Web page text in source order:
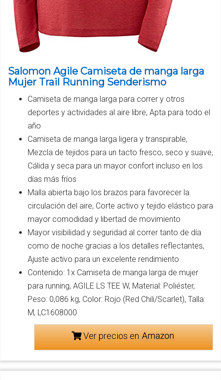
Salomon Agile Camiseta de manga larga
Mujer Trail Running Senderismo
Camiseta de manga larga para correr y otros
deportes y actividades al aire libre, Apta para todo el
año
Camiseta de manga larga ligera y transpirable,
Mezcla de tejidos para un tacto fresco, seco y suave,
Cálida y seca para un mayor confort incluso en los
días más fríos
Malla abierta bajo los brazos para favorecer la
circulación del aire, Corte activo y tejido elástico para
mayor comodidad y libertad de movimiento
Mayor visibilidad y seguridad al correr tanto de día
como de noche gracias a los detalles reflectantes,
Ajuste activo para un excelente rendimiento
Contenido: 1x Camiseta de manga larga de mujer
para running, AGILE LS TEE W, Material: Poliéster,
Peso: 0,086 kg, Color: Rojo (Red Chili/Scarlet), Talla:
M, LC1608000
Ver precios en